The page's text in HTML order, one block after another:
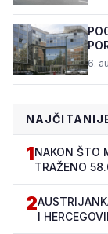
6.
1NAKON ŠTO
TRAŽENO
2
I